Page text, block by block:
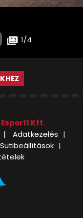
1/4
Esport1 Kft.
Adatkezelés
Sütibeállítások